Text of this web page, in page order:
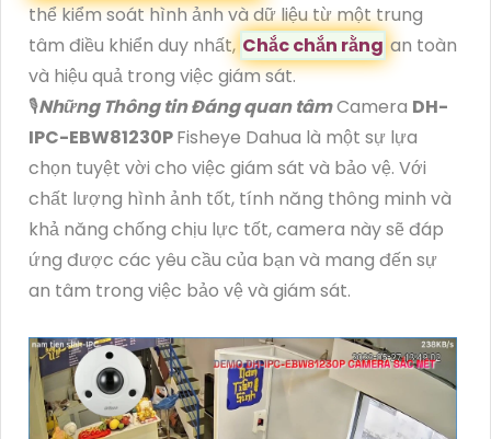
thể kiểm soát hình ảnh và dữ liệu từ một trung
tâm điều khiển duy nhất, Chắc chắn rằng an toàn
và hiệu quả trong việc giám sát.
🎙Những Thông tin Đáng quan tâmCamera DH-
IPC-EBW81230PFisheye Dahua là một sự lựa
chọn tuyệt vời cho việc giám sát và bảo vệ. Với
chất lượng hình ảnh tốt, tính năng thông minh và
khả năng chống chịu lực tốt, camera này sẽ đáp
ứng được các yêu cầu của bạn và mang đến sự
an tâm trong việc bảo vệ và giám sát.